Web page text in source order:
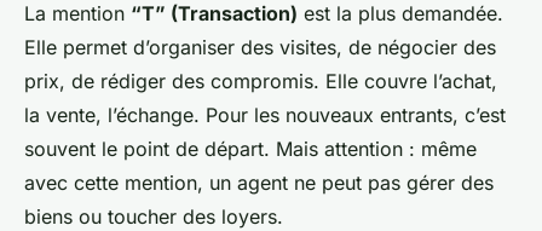
La mention “T” (Transaction) est la plus demandée.
Elle permet d’organiser des visites, de négocier des
prix, de rédiger des compromis. Elle couvre l’achat,
la vente, l’échange. Pour les nouveaux entrants, c’est
souvent le point de départ. Mais attention : même
avec cette mention, un agent ne peut pas gérer des
biens ou toucher des loyers.